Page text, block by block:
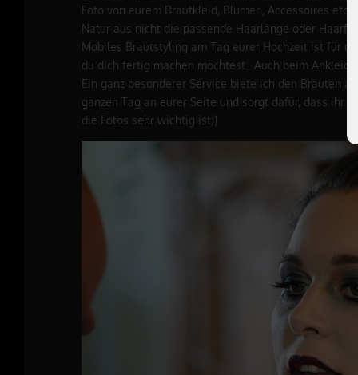
Foto von eurem Brautkleid, Blumen, Accessoires
Natur aus nicht die passende Haarlänge oder
Mobiles Brautstyling am Tag eurer Hochzeit ist für
du dich fertig machen möchtest. Auch beim
Ein ganz besonderer Service biete ich den Bräuten
ganzen Tag an eurer Seite und sorgt dafür, dass ihr
die Fotos sehr wichtig ist;)